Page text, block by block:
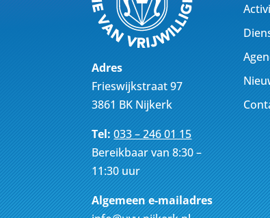
Adres
Frieswijkstraat 97
3861 BK Nijkerk
Tel: 033 – 246 01 15
Bereikbaar van 8:30 –
11:30 uur
Algemeen e-mailadres